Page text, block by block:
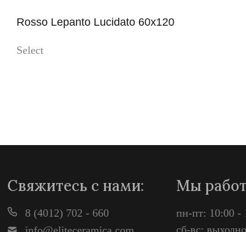
Rosso Lepanto Lucidato 60x120
Select
Свяжитесь с нами:
8 (4012) 702 - 660
Мы
пн-пт: 10:00 -
сб-вс: